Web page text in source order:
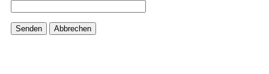
Senden Abbrechen